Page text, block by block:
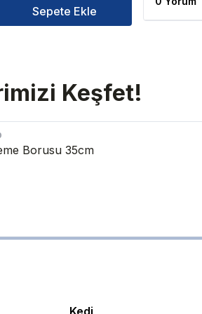
Sepete Ekle
Keşfet!
Borusu 35cm
Kedi